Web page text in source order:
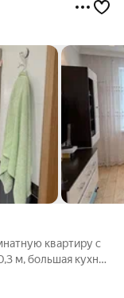
квартиру с
полностью